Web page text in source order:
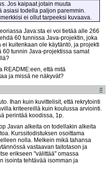
Jos kaipaat jotain muuta
asiasi todella paljon paremmin.
ei ollut tarpeeksi kuvaava.
Java:sta ei voi tietää alle 266
60 tunnissa Java-projektin, joka
kuitenkaan ole käytäntö, ja projekti
60 tunnin Java-projektissa samat
README:een, että mitä
ja missä ne näkyvät?
#
Ihan kuin kuvittelisit, että rekrytointi
kriteereillä kuin koulussa arviointi.
perintää koodissa, 1p.
Javan alkeita on todellakin alkeita
Kurssitodistuksen osoittama
nolla. Melkein mikä tahansa
vastaavan taitotason ja
erikseen "välittää" omassa
isointa tehtävää isomman ja